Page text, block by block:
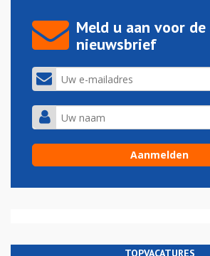
Meld u aan voor de
nieuwsbrief
TOPVACATURES